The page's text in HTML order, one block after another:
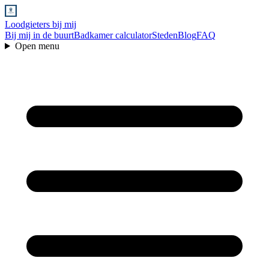
Loodgieters bij mij
Bij mij in de buurtBadkamer calculatorStedenBlogFAQ
Open menu